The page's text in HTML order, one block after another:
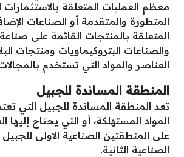
معظم العمليات المتعلقة بالاستثمارات
المتطورة والمتقدمة أو الصناعات
المتعلقة بالمنتجات القائمة على
والصناعات البتروكيماويات ومنتجات
العناصر والمواد التي تستخدم بالمجالات
المنطقة المساندة للجبيل
تعد المنطقة المساندة للجبيل التي
المواد المستهلكة، أو التي يحتاج إليها
على المنطقتين الصناعية الاولى
الصناعية الثانية.